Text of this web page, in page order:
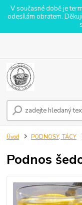
V současné době je
odesílám obratem.
Úvod PODNOSY, TÁCY
Podnos